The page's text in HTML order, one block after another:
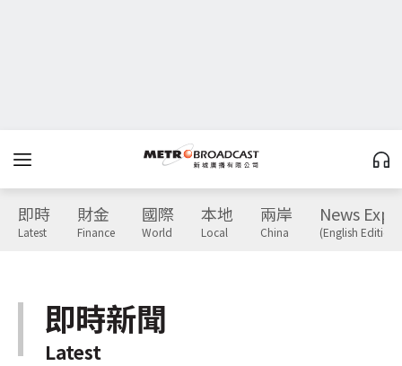
即時
Latest
財金
Finance
國際
World
本地
Local
兩岸
China
News
(English Edition)
即時新聞
Latest